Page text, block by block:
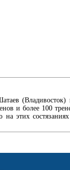
и более 100
этих состязаниях